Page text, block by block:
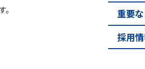
重要
採用